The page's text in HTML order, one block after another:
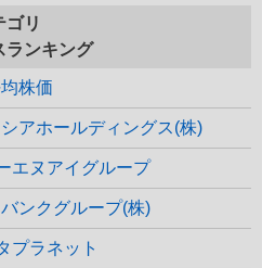
ゴリ
ランキング
株価
アホールディングス(株)
エヌアイグループ
ンクグループ(株)
プラネット